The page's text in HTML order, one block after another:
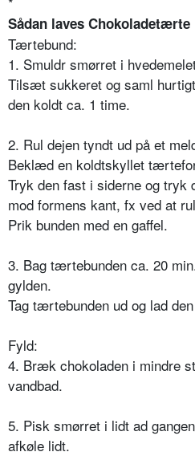
Sådan laves
Tærtebund:
1. Smuldr smørret i
Tilsæt sukkeret og saml
den koldt ca. 1 time.
2. Rul dejen tyndt ud på et
Beklæd en koldtskyllet
Tryk den fast i siderne og tryk
mod formens kant, fx ved at
Prik bunden med en gaffel.
3. Bag tærtebunden ca. 20
gylden.
Tag tærtebunden ud og lad
Fyld:
4. Bræk chokoladen i mindre
vandbad.
5. Pisk smørret i lidt ad
afkøle lidt.